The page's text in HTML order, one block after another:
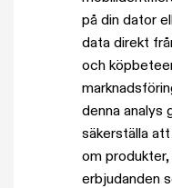
på din dator
data direkt
och
denna analys
säkerställa
om
erbjudanden